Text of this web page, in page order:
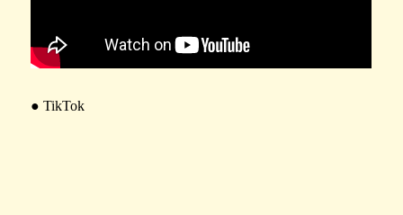
● TikTok